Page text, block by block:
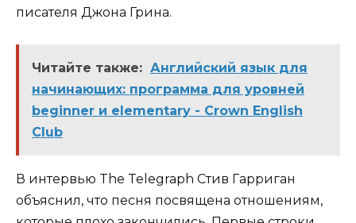
писателя Джона Грина.
Читайте также: Английский язык для
начинающих: программа для уровней
beginner и elementary - Crown English
Club
В интервью The Telegraph Стив Гарриган
объяснил, что песня посвящена отношениям,